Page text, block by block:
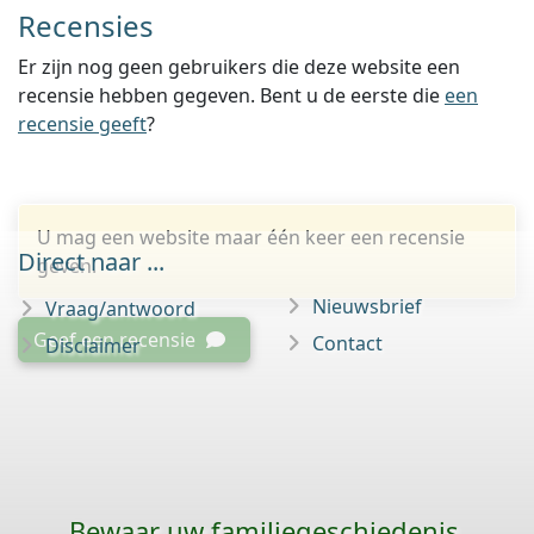
Recensies
Er zijn nog geen gebruikers die deze website een
recensie hebben gegeven. Bent u de eerste die een
recensie geeft?
U mag een website maar één keer een recensie
geven.
Geef een recensie
Direct naar ...
Vraag/antwoord
Disclaimer
Nieuwsbrief
Contact